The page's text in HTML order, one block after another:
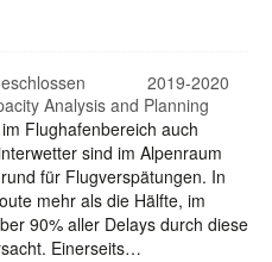
2019-2020
Analysis and Planning
Flughafenbereich auch
sind im Alpenraum
für Flugverspätungen. In
mehr als die Hälfte, im
90% aller Delays durch diese
Einerseits…